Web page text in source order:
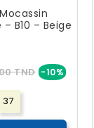
B10 – Beige
TND -10%Prix
37